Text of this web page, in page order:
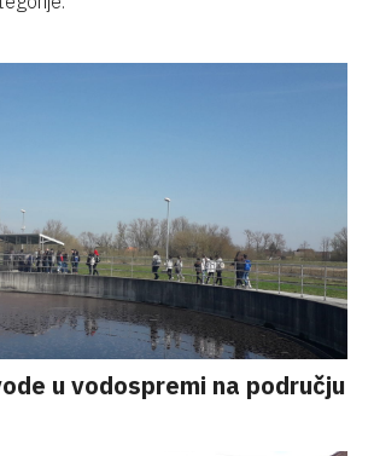
u vodospremi na području